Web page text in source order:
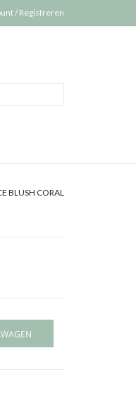
/ Registreren
BLUSH CORAL